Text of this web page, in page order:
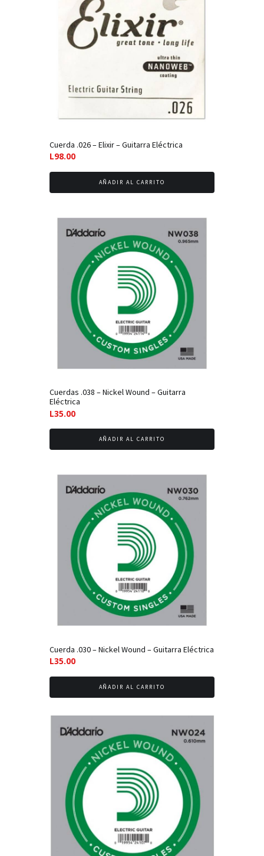
Cuerda .026 – Elixir – Guitarra Eléctrica
L98.00
AÑADIR AL CARRITO
Cuerdas .038 – Nickel Wound – Guitarra
Eléctrica
L35.00
AÑADIR AL CARRITO
Cuerda .030 – Nickel Wound – Guitarra Eléctrica
L35.00
AÑADIR AL CARRITO